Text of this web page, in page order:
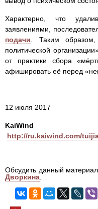
Характерно, что
заявлениями,
подачи . Таким
политической
от практики сбора
афишировать её перед
12 июля 2017
KaiWind
http://ru.kaiwind.com/
Обсудить данный
Дворкина